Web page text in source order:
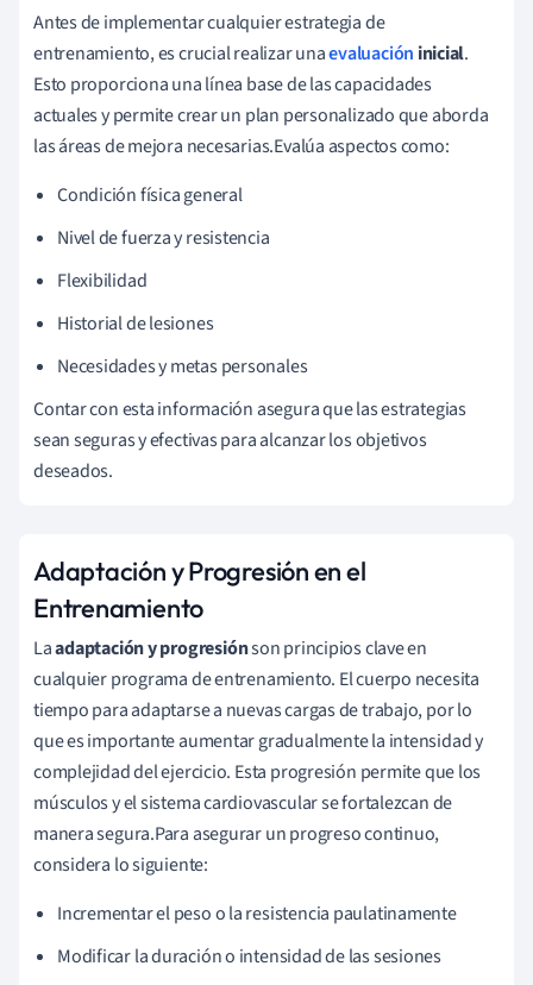
Antes de implementar cualquier estrategia de
entrenamiento, es crucial realizar unaevaluación inicial.
Esto proporciona una línea base de las capacidades
actuales y permite crear un plan personalizado que aborda
las áreas de mejora necesarias.Evalúa aspectos como:
Condición física general
Nivel de fuerza y resistencia
Flexibilidad
Historial de lesiones
Necesidades y metas personales
Contar con esta información asegura que las estrategias
sean seguras y efectivas para alcanzar los objetivos
deseados.
Adaptación y Progresión en el
Entrenamiento
Laadaptación y progresiónson principios clave en
cualquier programa de entrenamiento. El cuerpo necesita
tiempo para adaptarse a nuevas cargas de trabajo, por lo
que es importante aumentar gradualmente la intensidad y
complejidad del ejercicio. Esta progresión permite que los
músculos y el sistema cardiovascular se fortalezcan de
manera segura.Para asegurar un progreso continuo,
considera lo siguiente:
Incrementar el peso o la resistencia paulatinamente
Modificar la duración o intensidad de las sesiones